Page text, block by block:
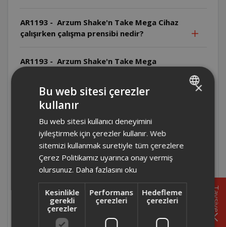
AR1193 - Arzum Shake'n Take Mega Cihaz
çalışırken çalışma prensibi nedir?
AR1193 - Arzum Shake'n Take Mega
AR1193 - Arzum Shake'n Take Mega
Temizlikte hangi malzemeler
kullanılmamalıdır?
AR1193 - Arzum Shake'n Take Mega Bıçak
nasıl temizlenmelidir?
AR1193 - Arzum Shake'n Take Mega
Temizlik öncesi ne yapılmalıdır?
Tavsiye
×
Bu web sitesi çerezler
kullanır
Bu web sitesi kullanıcı deneyimini
iyileştirmek için çerezler kullanır. Web
sitemizi kullanmak suretiyle tüm çerezlere
Çerez Politikamız uyarınca onay vermiş
olursunuz. Daha fazlasını oku
Kesinlikle
gerekli
çerezler
Performans
çerezleri
Hedefleme
çerezleri